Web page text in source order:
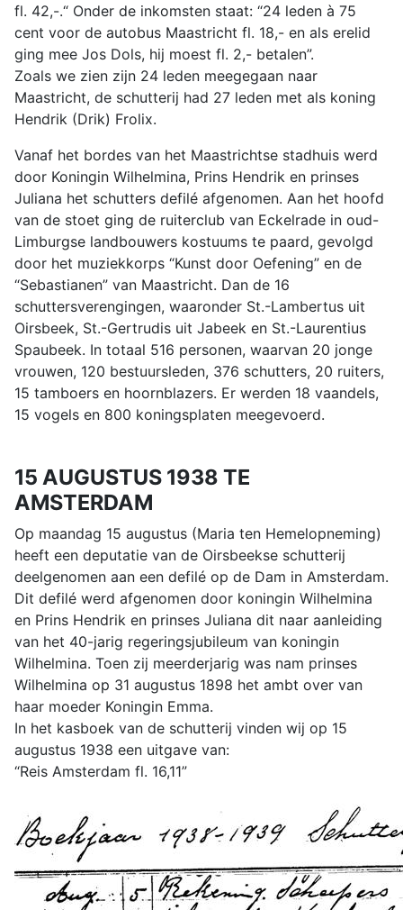
fl. 42,-.“ Onder de inkomsten staat: “24 leden à 75
cent voor de autobus Maastricht fl. 18,- en als erelid
ging mee Jos Dols, hij moest fl. 2,- betalen”.
Zoals we zien zijn 24 leden meegegaan naar
Maastricht, de schutterij had 27 leden met als koning
Hendrik (Drik) Frolix.
Vanaf het bordes van het Maastrichtse stadhuis werd
door Koningin Wilhelmina, Prins Hendrik en prinses
Juliana het schutters defilé afgenomen. Aan het hoofd
van de stoet ging de ruiterclub van Eckelrade in oud-
Limburgse landbouwers kostuums te paard, gevolgd
door het muziekkorps “Kunst door Oefening” en de
“Sebastianen” van Maastricht. Dan de 16
schuttersverengingen, waaronder St.-Lambertus uit
Oirsbeek, St.-Gertrudis uit Jabeek en St.-Laurentius
Spaubeek. In totaal 516 personen, waarvan 20 jonge
vrouwen, 120 bestuursleden, 376 schutters, 20 ruiters,
15 tamboers en hoornblazers. Er werden 18 vaandels,
15 vogels en 800 koningsplaten meegevoerd.
15 AUGUSTUS 1938 TE
AMSTERDAM
Op maandag 15 augustus (Maria ten Hemelopneming)
heeft een deputatie van de Oirsbeekse schutterij
deelgenomen aan een defilé op de Dam in Amsterdam.
Dit defilé werd afgenomen door koningin Wilhelmina
en Prins Hendrik en prinses Juliana dit naar aanleiding
van het 40-jarig regeringsjubileum van koningin
Wilhelmina. Toen zij meerderjarig was nam prinses
Wilhelmina op 31 augustus 1898 het ambt over van
haar moeder Koningin Emma.
In het kasboek van de schutterij vinden wij op 15
augustus 1938 een uitgave van:
“Reis Amsterdam fl. 16,11”